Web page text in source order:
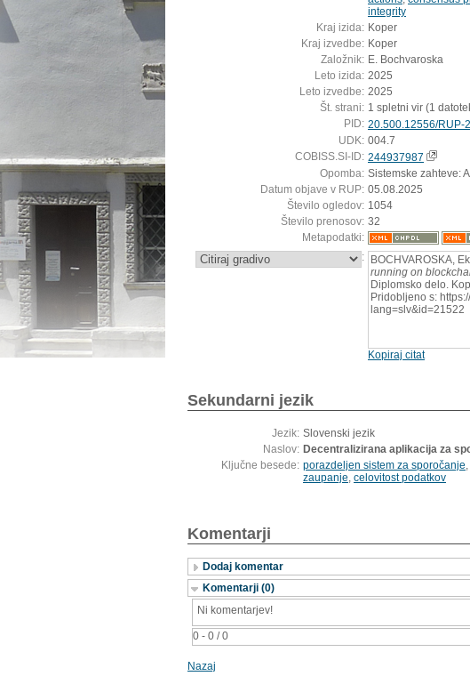
integrity
Kraj izida: Koper
Kraj izvedbe: Koper
Založnik: E. Bochvaroska
Leto izida: 2025
Leto izvedbe: 2025
Št. strani: 1 spletni vir (1
PID: 20.500.12556/RUP-
UDK: 004.7
COBISS.SI-ID: 244937987
Opomba: Sistemske zahteve:
Datum objave v RUP: 05.08.2025
Število ogledov: 1054
Število prenosov: 32
Metapodatki:
: BOCHVAROSKA,
running on
Diplomsko delo.
Pridobljeno s:
lang=slv&id=21522
Kopiraj citat
Sekundarni jezik
Jezik: Slovenski jezik
Naslov: Decentralizirana aplikacija za
Ključne besede: porazdeljen sistem za sporočanje,
zaupanje, celovitost podatkov
Komentarji
Dodaj komentar
Komentarji (0)
0 - 0 / 0
Ni komentarjev!
Nazaj